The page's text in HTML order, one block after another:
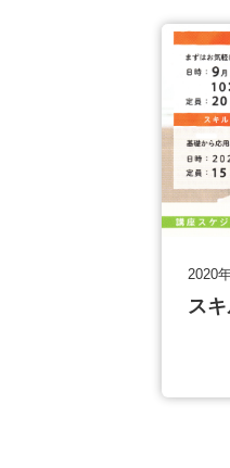
2020
ス